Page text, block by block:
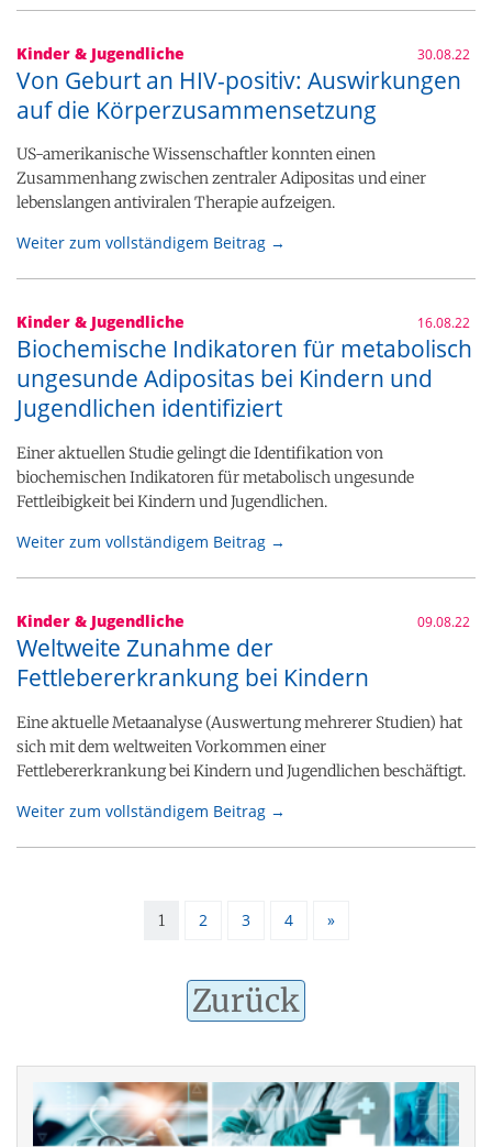
Kinder & Jugendliche 30.08.22
Von Geburt an HIV-positiv: Auswirkungen
auf die Körperzusammensetzung
US-amerikanische Wissenschaftler konnten einen
Zusammenhang zwischen zentraler Adipositas und einer
lebenslangen antiviralen Therapie aufzeigen.
Weiter zum vollständigem Beitrag →
Kinder & Jugendliche 16.08.22
Biochemische Indikatoren für metabolisch
ungesunde Adipositas bei Kindern und
Jugendlichen identifiziert
Einer aktuellen Studie gelingt die Identifikation von
biochemischen Indikatoren für metabolisch ungesunde
Fettleibigkeit bei Kindern und Jugendlichen.
Weiter zum vollständigem Beitrag →
Kinder & Jugendliche 09.08.22
Weltweite Zunahme der
Fettlebererkrankung bei Kindern
Eine aktuelle Metaanalyse (Auswertung mehrerer Studien) hat
sich mit dem weltweiten Vorkommen einer
Fettlebererkrankung bei Kindern und Jugendlichen beschäftigt.
Weiter zum vollständigem Beitrag →
1 2 3 4 »
Zurück